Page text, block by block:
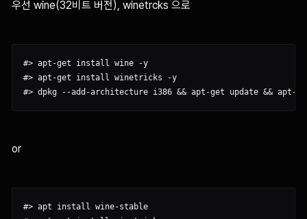
우선 wine(32비트 버전), winetrcks 으로
#> apt-get install wine -y
#> apt-get install winetricks -y
or
#> apt install wine-stable